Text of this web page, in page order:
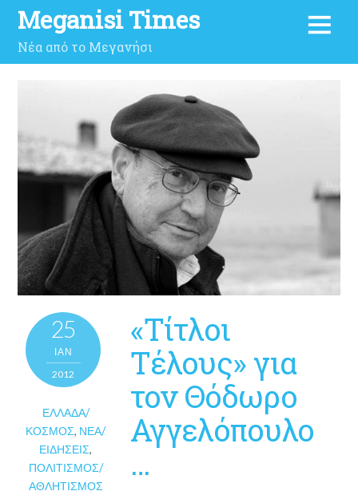
Meganisi Times
Νέα από το Μεγανήσι
25
ΙΑΝ
2012
ΕΛΛΆΔΑ/
ΚΌΣΜΟΣ, ΝΈΑ/
ΕΙΔΉΣΕΙΣ,
ΠΟΛΙΤΙΣΜΌΣ/
ΑΘΛΗΤΙΣΜΌΣ
«Τίτλοι
Τέλους» για
τον Θόδωρο
Αγγελόπουλο
…